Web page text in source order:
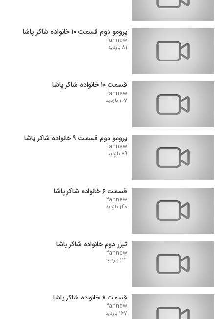
پرومو دوم قسمت ۱۰ خانواده شاکر پاشا
fannew
81 بازدید
قسمت ۱۰ خانواده شاکر پاشا
fannew
107 بازدید
پرومو دوم قسمت ۹ خانواده شاکر پاشا
fannew
89 بازدید
قسمت ۶ خانواده شاکر پاشا
fannew
140 بازدید
تیزر دوم خانواده شاکر پاشا
fannew
114 بازدید
قسمت ۸ خانواده شاکر پاشا
fannew
167 بازدید